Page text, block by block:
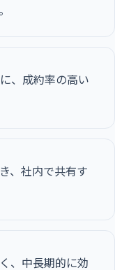
、成約率の高い
、社内で共有す
、中長期的に効